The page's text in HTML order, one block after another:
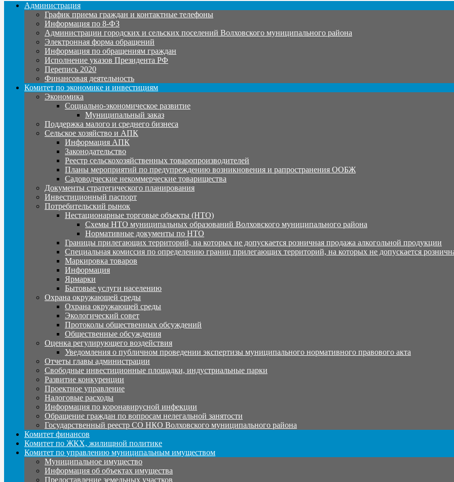
Администрация
График приема граждан и контактные телефоны
Информация по 8-ФЗ
Администрации городских и сельских поселений Волховского муниципального района
Электронная форма обращений
Информация по обращениям граждан
Исполнение указов Президента РФ
Перепись 2020
Финансовая деятельность
Комитет по экономике и инвестициям
Экономика
Социально-экономическое развитие
Муниципальный заказ
Поддержка малого и среднего бизнеса
Сельское хозяйство и АПК
Информация АПК
Законодательство
Реестр сельскохозяйственных товаропроизводителей
Планы мероприятий по предупреждению возникновения и рапространения ООБЖ
Садоводческие некоммерческие товарищества
Документы стратегического планирования
Инвестиционный паспорт
Потребительский рынок
Нестационарные торговые объекты (НТО)
Схемы НТО муниципальных образований Волховского муниципального района
Нормативные документы по НТО
Границы прилегающих территорий, на которых не допускается розничная продажа алкогольной продукции
Специальная комиссия по определению границ прилегающих территорий, на которых не допускается
Маркировка товаров
Информация
Ярмарки
Бытовые услуги населению
Охрана окружающей среды
Охрана окружающей среды
Экологический совет
Протоколы общественных обсуждений
Общественные обсуждения
Оценка регулирующего воздействия
Уведомления о публичном проведении экспертизы муниципального нормативного правового акта
Отчеты главы администрации
Свободные инвестиционные площадки, индустриальные парки
Развитие конкуренции
Проектное управление
Налоговые расходы
Информация по коронавирусной инфекции
Обращение граждан по вопросам нелегальной занятости
Государственный реестр СО НКО Волховского муниципального района
Комитет финансов
Комитет по ЖКХ, жилищной политике
Комитет по управлению муниципальным имуществом
Муниципальное имущество
Информация об объектах имущества
Предоставление земельных участков